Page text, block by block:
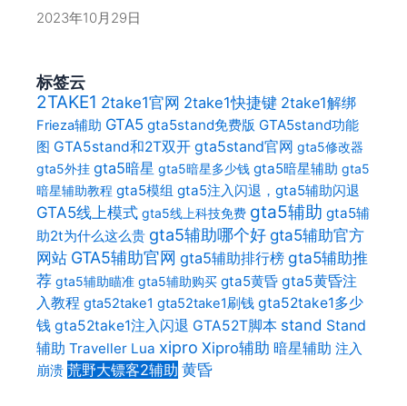
2023年10月29日
标签云
2TAKE1 2take1官网 2take1快捷键 2take1解绑
Frieza辅助 GTA5 gta5stand免费版 GTA5stand功能
图 GTA5stand和2T双开 gta5stand官网 gta5修改器
gta5外挂 gta5暗星 gta5暗星多少钱 gta5暗星辅助 gta5
暗星辅助教程 gta5模组 gta5注入闪退，gta5辅助闪退
GTA5线上模式 gta5线上科技免费 gta5辅助 gta5辅
助2t为什么这么贵 gta5辅助哪个好gta5辅助官方
网站 GTA5辅助官网 gta5辅助排行榜 gta5辅助推
荐 gta5辅助瞄准 gta5辅助购买 gta5黄昏 gta5黄昏注
入教程 gta52take1 gta52take1刷钱 gta52take1多少
钱 gta52take1注入闪退 GTA52T脚本 stand Stand
辅助 Traveller Lua xipro Xipro辅助 暗星辅助 注入
崩溃 荒野大镖客2辅助 黄昏